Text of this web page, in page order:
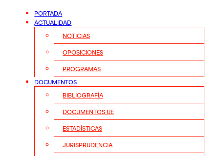
PORTADA
ACTUALIDAD
NOTICIAS
OPOSICIONES
PROGRAMAS
DOCUMENTOS
BIBLIOGRAFÍA
DOCUMENTOS UE
ESTADÍSTICAS
JURISPRUDENCIA